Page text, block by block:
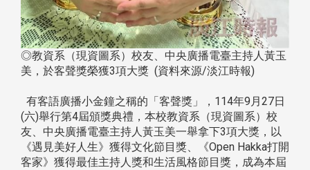
◎教資系（現資圖系）校友、中央廣播電臺主持人黃玉
美，於客聲獎榮獲3項大獎 (資料來源/淡江時報)
有客語廣播小金鐘之稱的「客聲獎」，114年9月27日
(六)舉行第4屆頒獎典禮，本校教資系（現資圖系）校
友、中央廣播電臺主持人黃玉美一舉拿下3項大獎，以
《遇見美好人生》獲得文化節目獎、《Open Hakka打開
客家》獲得最佳主持人獎和生活風格節目獎，成為本屆